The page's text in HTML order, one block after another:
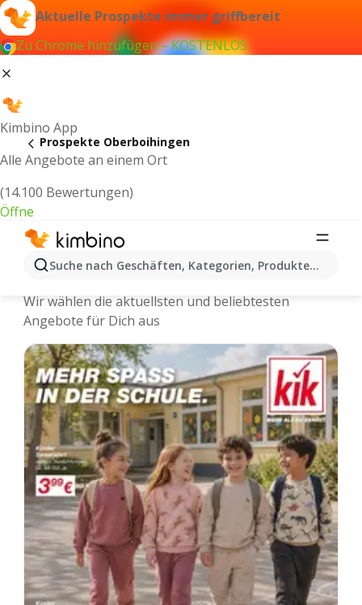
Aktuelle Prospekte immer griffbereit
Zu Chrome hinzufügen – KOSTENLOS
Kimbino App
Alle Angebote an einem Ort
(14.100 Bewertungen)
Öffne
Suche nach Geschäften, Kategorien, Produkten...
Prospekte Oberboihingen
Oberboihingen - Neuste Prospekte
Wir wählen die aktuellsten und beliebtesten
Angebote für Dich aus